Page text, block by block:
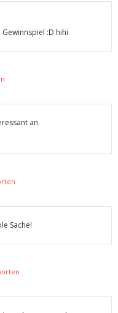
:D hihi
an.
Sache!